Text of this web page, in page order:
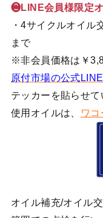
❷LINE会員様限定
・4サイクルオイ
まで
※非会員価格は￥
原付市場の公式LINE
テッカーを貼らせて
使用オイルは、
ワ
オイル補充/オイル